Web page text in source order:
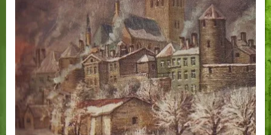
ныне
и
в
прошлом:
1900,
1920,
1950,
1959,
1962,1963,
1967,